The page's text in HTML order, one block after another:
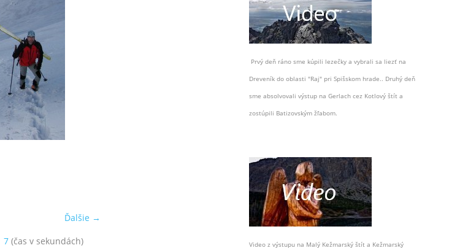
Ďalšie →
7(čas v sekundách)
Prvý deň ráno sme kúpili lezečky a vybrali sa liezť na
Dreveník do oblasti "Raj" pri Spišskom hrade.. Druhý deň
sme absolvovali výstup na Gerlach cez Kotlový štít a
zostúpili Batizovským žľabom.
Video z výstupu na Malý Kežmarský štít a Kežmarský